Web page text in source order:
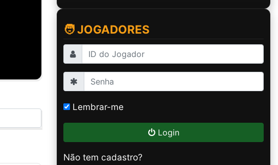
🧑 JOGADORES
Lembrar-me
Login
Não tem cadastro?